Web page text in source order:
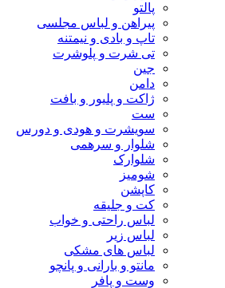
پالتو
پیراهن و لباس مجلسی
تاپ و بادی و نیمتنه
تی شرت و پلوشرت
جین
دامن
ژاکت و پلیور و بافت
ست
سویشرت و هودی و دورس
شلوار و سرهمی
شلوارک
شومیز
کاپشن
کت و جلیقه
لباس راحتی و خواب
لباس زیر
لباس های مشکی
مانتو و بارانی و پانچو
وست و پافر